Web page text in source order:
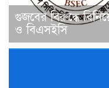
গুজবের বিরুদ্ধে
ও বিএসইসি